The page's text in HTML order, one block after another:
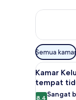
Periksa
Filter
tersedia
untuk
kamar
Semua kamar
Lihat
semua
foto
6
Kamar
tempat
8,4 Sangat